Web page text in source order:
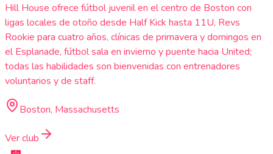
Hill House ofrece fútbol juvenil en el centro de Boston con
ligas locales de otoño desde Half Kick hasta 11U, Revs
Rookie para cuatro años, clínicas de primavera y domingos en
el Esplanade, fútbol sala en invierno y puente hacia United;
todas las habilidades son bienvenidas con entrenadores
voluntarios y de staff.
Boston, Massachusetts
Ver club